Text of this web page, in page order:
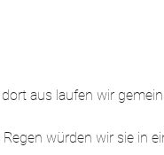
aus laufen wir
würden wir sie in